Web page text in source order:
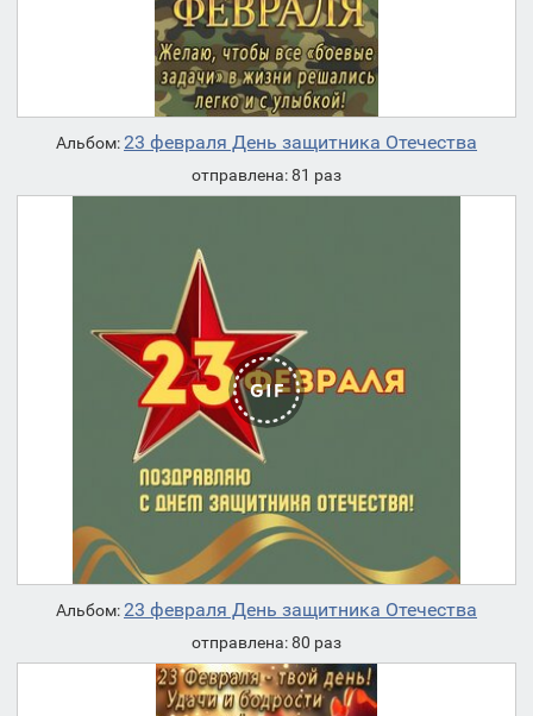
Альбом: 23 февраля День защитника Отечества
отправлена: 81 раз
Альбом: 23 февраля День защитника Отечества
отправлена: 80 раз